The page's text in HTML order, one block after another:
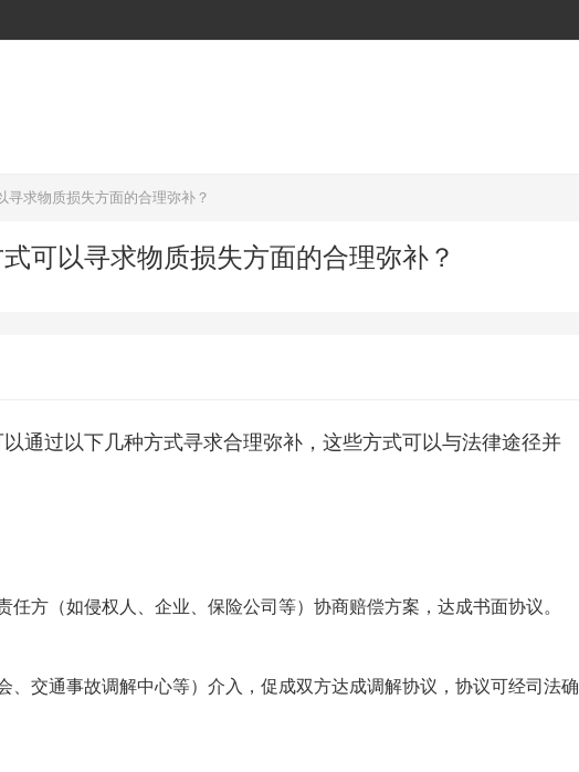
寻求物质损失方面的合理弥补？
可以寻求物质损失方面的合理弥补？
通过以下几种方式寻求合理弥补，这些方式可以与法律途径并
方（如侵权人、企业、保险公司等）协商赔偿方案，达成书面协议。
、交通事故调解中心等）介入，促成双方达成调解协议，协议可经司法确